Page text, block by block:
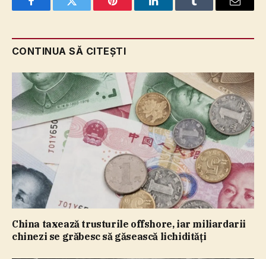
FacebookTwitter Pinterest LinkedInTumblr Email
CONTINUA SĂ CITEȘTI
China taxează trusturile offshore, iar miliardarii
chinezi se grăbesc să găsească lichidităţi